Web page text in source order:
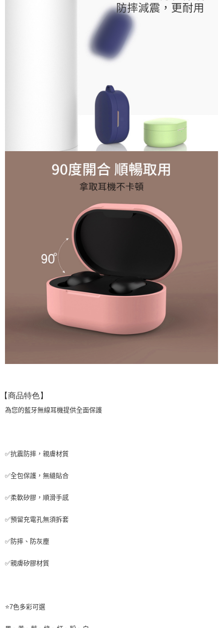
【商品特色】
為您的藍牙無線耳機提供全面保護
✅抗震防摔，親膚材質
✅全包保護，無縫貼合
✅柔軟矽膠，順滑手感
✅預留充電孔無須拆套
✅防摔、防灰塵
✅親膚矽膠材質
⭐7色多彩可選